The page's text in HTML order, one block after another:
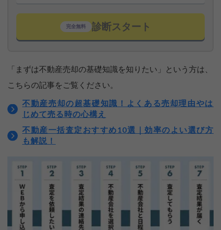
完全無料 診断スタート
「まずは不動産売却の基礎知識を知りたい」という方は、
こちらの記事をご覧ください。
不動産売却の超基礎知識！よくある売却理由やは
じめて売る時の心構え
不動産一括査定おすすめ10選｜効率のよい選び方
も解説！